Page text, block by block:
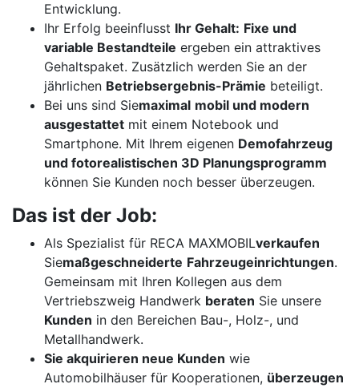
Entwicklung.
Ihr Erfolg beeinflusst Ihr Gehalt: Fixe und
variable Bestandteile ergeben ein attraktives
Gehaltspaket. Zusätzlich werden Sie an der
jährlichen Betriebsergebnis-Prämie beteiligt.
Bei uns sind Siemaximal mobil und modern
ausgestattet mit einem Notebook und
Smartphone. Mit Ihrem eigenen Demofahrzeug
und fotorealistischen 3D Planungsprogramm
können Sie Kunden noch besser überzeugen.
Das ist der Job:
Als Spezialist für RECA MAXMOBILverkaufen
Siemaßgeschneiderte Fahrzeugeinrichtungen.
Gemeinsam mit Ihren Kollegen aus dem
Vertriebszweig Handwerk beraten Sie unsere
Kunden in den Bereichen Bau-, Holz-, und
Metallhandwerk.
Sie akquirieren neue Kunden wie
Automobilhäuser für Kooperationen, überzeugen